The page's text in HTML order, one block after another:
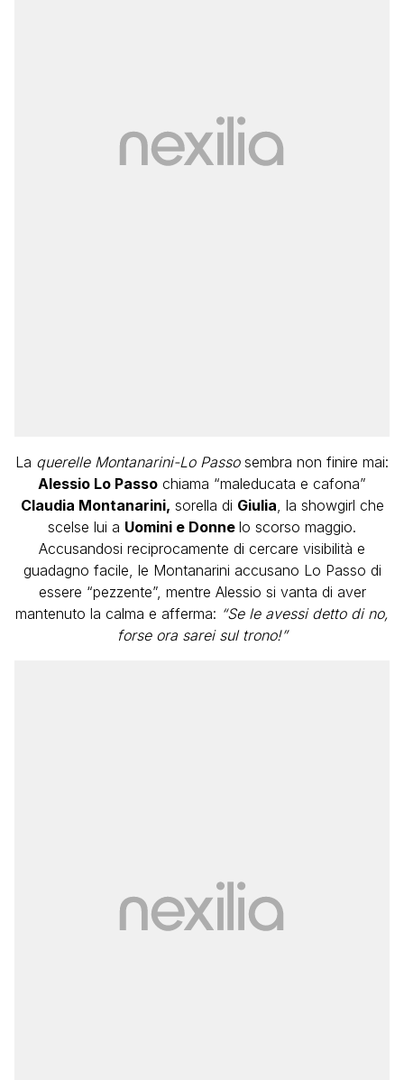
La querelle Montanarini-Lo Passosembra non finire mai:
Alessio Lo Passo chiama “maleducata e cafona”
Claudia Montanarini, sorella di Giulia , la showgirl che
scelse lui a Uomini e Donne lo scorso maggio.
Accusandosi reciprocamente di cercare visibilità e
guadagno facile, le Montanarini accusano Lo Passo di
essere “pezzente”, mentre Alessio si vanta di aver
mantenuto la calma e afferma: “Se le avessi detto di no,
forse ora sarei sul trono!”